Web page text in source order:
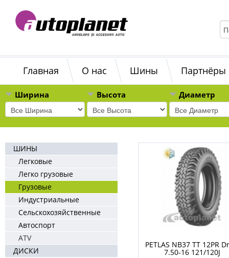
Главная О нас Шины Партнёры
Ширина Высота Диаметр
ШИНЫ
Легковые
Легко грузовые
Грузовые
Индустриальные
Сельскохозяйственные
Автоспорт
ATV
ДИСКИ
PETLAS NB37 TT 12PR
7.50-16 121/120J